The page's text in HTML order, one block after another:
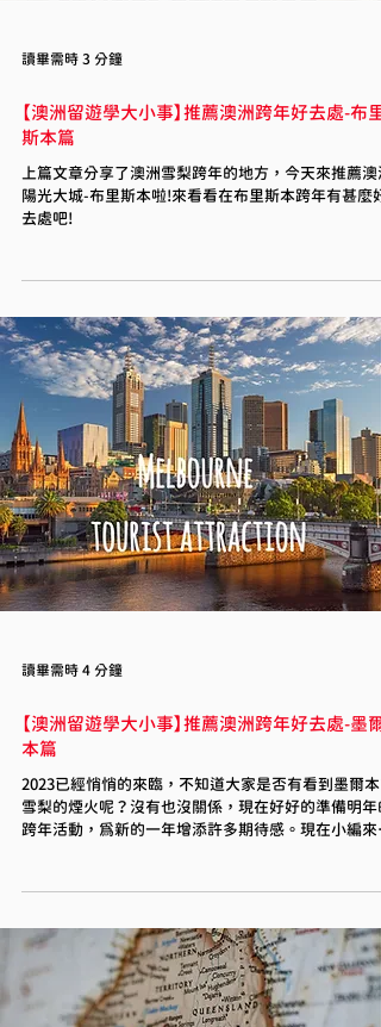
讀畢需時 3 分鐘
【澳洲留遊學大小事】推薦澳洲跨年好去處-布里
斯本篇
上篇文章分享了澳洲雪梨跨年的地方，今天來推薦澳
陽光大城-布里斯本啦!來看看在布里斯本跨年有甚麼好
去處吧! ​
讀畢需時 4 分鐘
【澳洲留遊學大小事】推薦澳洲跨年好去處-墨爾
本篇
2023已經悄悄的來臨，不知道大家是否有看到墨爾本
雪梨的煙火呢？沒有也沒關係，現在好好的準備明年
跨年活動，為新的一年增添許多期待感。現在小編來